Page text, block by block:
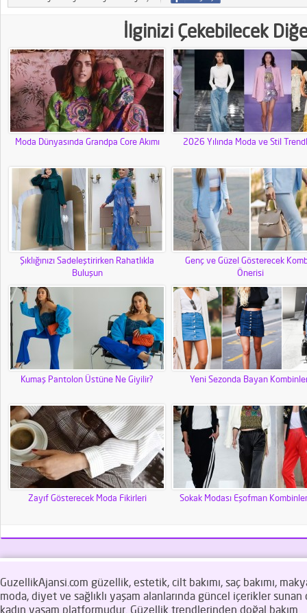
İlginizi Çekebilecek
Moda Dünyasında Grandpa Core Akımı 2026 Yılında Moda ve Stil
Şıklığınızı Sadeleştirirken Rahatlıkla
Buluşun
Genç ve Güzel Gösterecek
Önerisi
Kumaş Pantolon Üstüne Ne Giyilir? Yeni Sezonda Bayan
Zayıf Gösterecek Moda Fikirleri Sokak Modası Eşofman
GuzellikAjansi.com güzellik, estetik, cilt bakımı, saç bakımı,
moda, diyet ve sağlıklı yaşam alanlarında güncel içerikler
kadın yaşam platformudur. Güzellik trendlerinden doğal bakım